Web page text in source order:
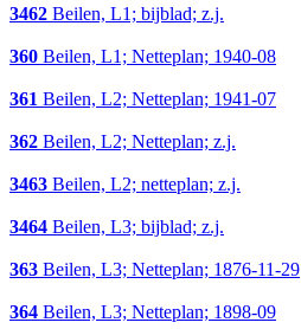
3462 Beilen, L1; bijblad; z.j.
360 Beilen, L1; Netteplan; 1940-08
361 Beilen, L2; Netteplan; 1941-07
362 Beilen, L2; Netteplan; z.j.
3463 Beilen, L2; netteplan; z.j.
3464 Beilen, L3; bijblad; z.j.
363 Beilen, L3; Netteplan; 1876-11-29
364 Beilen, L3; Netteplan; 1898-09